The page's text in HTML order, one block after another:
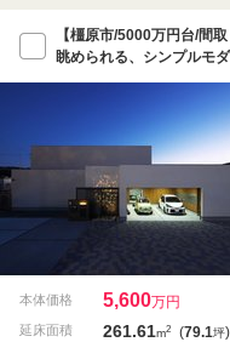
【橿原市/5000万円台/間
眺められる、シンプルモ
本体価格 5,600万円
延床面積 261.61m2 (79.1坪)